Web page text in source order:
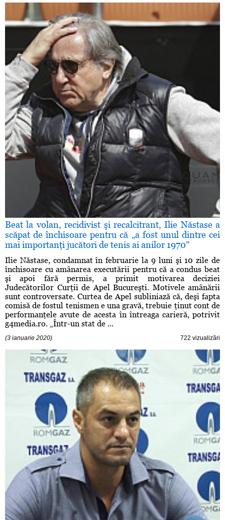
Beat la volan, recidivist şi recalcitrant, Ilie Năstase a
scăpat de închisoare pentru că „a fost unul dintre cei
mai importanţi jucători de tenis ai anilor 1970”
Ilie Năstase, condamnat în februarie la 9 luni şi 10 zile de
închisoare cu amânarea executării pentru că a condus beat
şi apoi fără permis, a primit motivarea deciziei
Judecătorilor Curţii de Apel Bucureşti. Motivele amânării
sunt controversate. Curtea de Apel subliniază că, deşi fapta
comisă de fostul tenismen e una gravă, trebuie ţinut cont de
performanţele avute de acesta în întreaga carieră, potrivit
g4media.ro. „Într-un stat de ...
(3 ianuarie 2020) 722 vizualizări